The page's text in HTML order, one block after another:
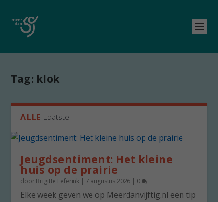
Tag: klok
ALLE Laatste
Jeugdsentiment: Het kleine
huis op de prairie
door Brigitte Leferink |7 augustus 2026 | 0
Elke week geven we op Meerdanvijftig.nl een tip